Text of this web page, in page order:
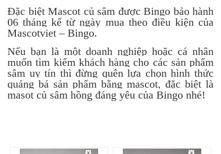
Đặc biệt Mascot củ sâm được Bingo bảo hành
06 tháng kể từ ngày mua theo điều kiện của
Mascotviet – Bingo.
Nếu bạn là một doanh nghiệp hoặc cá nhân
muốn tìm kiếm khách hàng cho các sản phẩm
sâm uy tín thì đừng quên lựa chọn hình thức
quảng bá sản phẩm bằng mascot, đặc biệt là
masot củ sâm hồng đáng yêu của Bingo nhé!